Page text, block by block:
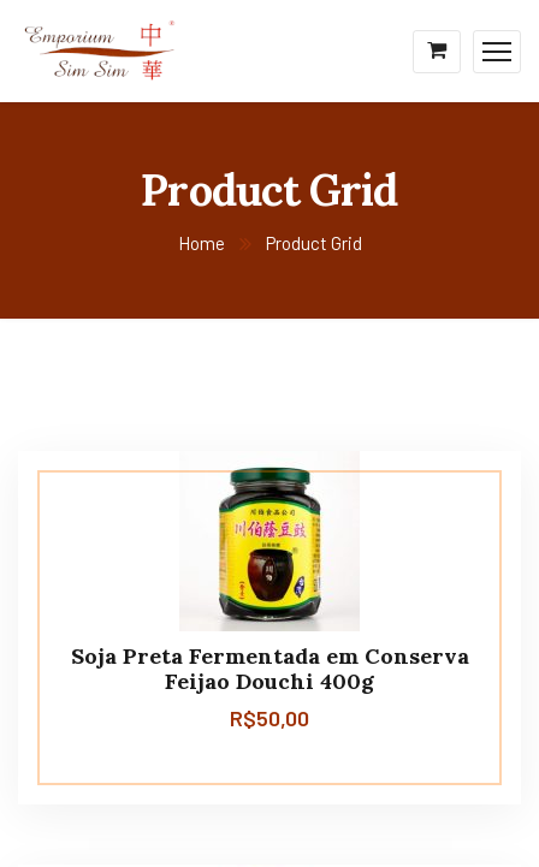
Product Grid
Home Product Grid
Soja Preta Fermentada em Conserva
Feijao Douchi 400g
R$50,00